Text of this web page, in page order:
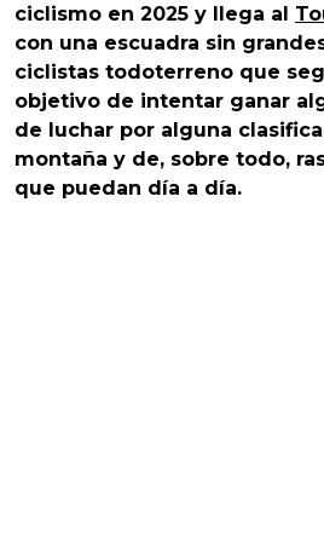
ciclismo en 2025 y llega al
con una escuadra sin
ciclistas todoterreno que
objetivo de intentar ganar
de luchar por alguna
montaña y de, sobre todo,
que puedan día a día.